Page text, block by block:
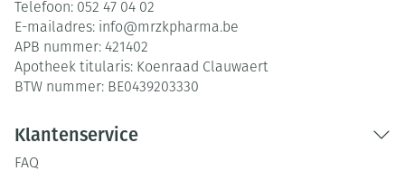
Telefoon: 052 47 04 02
E-mailadres: info@mrzkpharma.be
APB nummer: 421402
Apotheek titularis: Koenraad Clauwaert
BTW nummer: BE0439203330
Klantenservice
FAQ